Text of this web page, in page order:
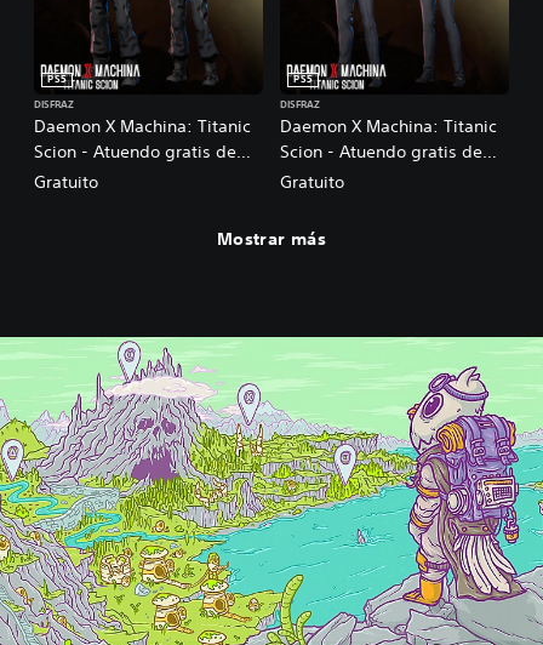
Daemon X Machina: Titanic
Scion - Atuendo gratis de
Reclaimer
PS5
DISFRAZ
Gratuito
Daemon X Machina: Titanic
Scion - Atuendo gratis de
traje formal
PS5
DISFRAZ
Gratuito
Mostrar más